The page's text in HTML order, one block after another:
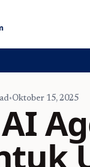
•Oktober 15, 2025